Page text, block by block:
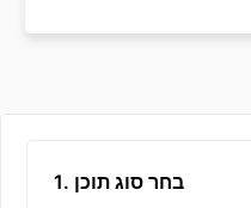
1. בחר סוג תוכן